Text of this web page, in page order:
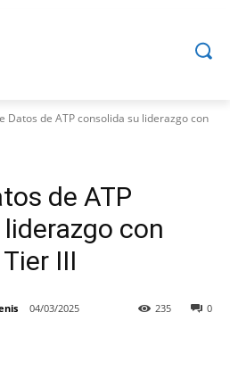
Datos de ATP consolida su liderazgo con
de ATP
con
III
04/03/2025 0
235